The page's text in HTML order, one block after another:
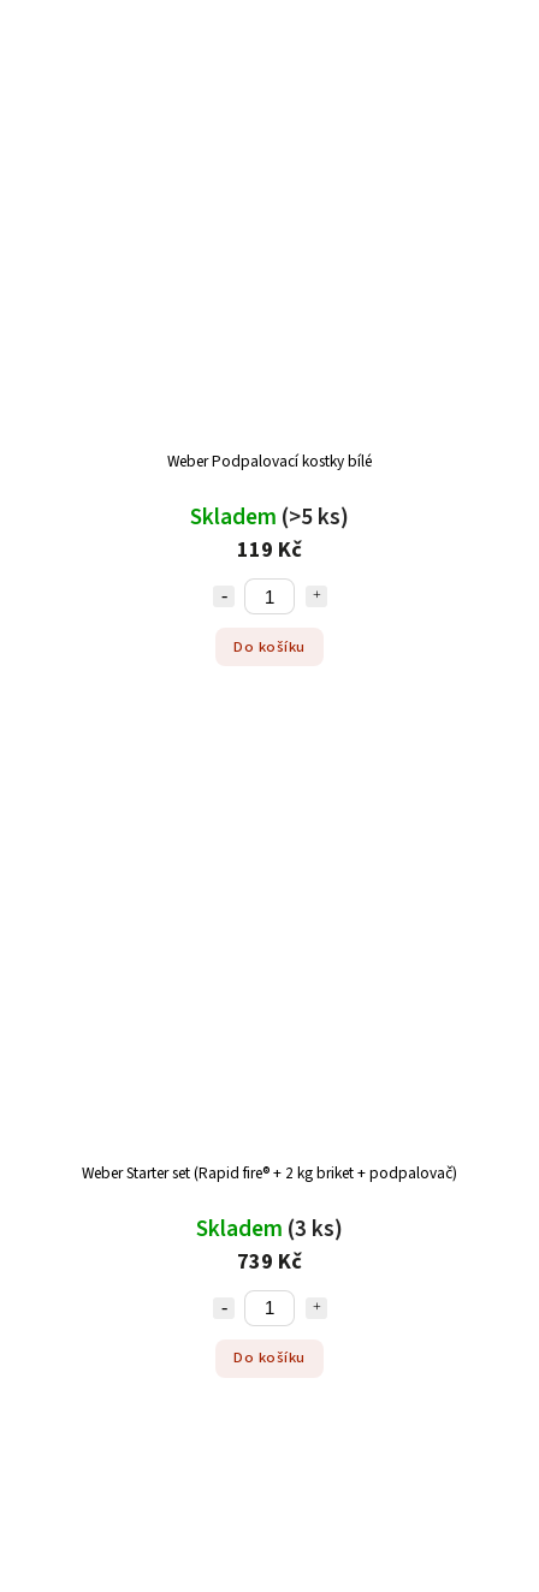
Weber Podpalovací kostky bílé
Skladem (>5 ks)
119 Kč
Do košíku
Weber Starter set (Rapid fire® + 2 kg briket + podpalovač)
Skladem (3 ks)
739 Kč
Do košíku